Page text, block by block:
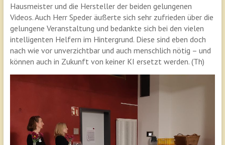
Hausmeister und die Hersteller der beiden gelungenen
Videos. Auch Herr Speder äußerte sich sehr zufrieden über die
gelungene Veranstaltung und bedankte sich bei den vielen
intelligenten Helfern im Hintergrund. Diese sind eben doch
nach wie vor unverzichtbar und auch menschlich nötig – und
können auch in Zukunft von keiner KI ersetzt werden. (Th)